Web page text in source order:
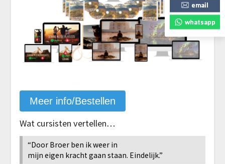
Meer info/Bestellen
Wat cursisten vertellen…
“Door Broer ben ik weer in
mijn eigen kracht gaan staan. Eindelijk.”
email
whatsapp